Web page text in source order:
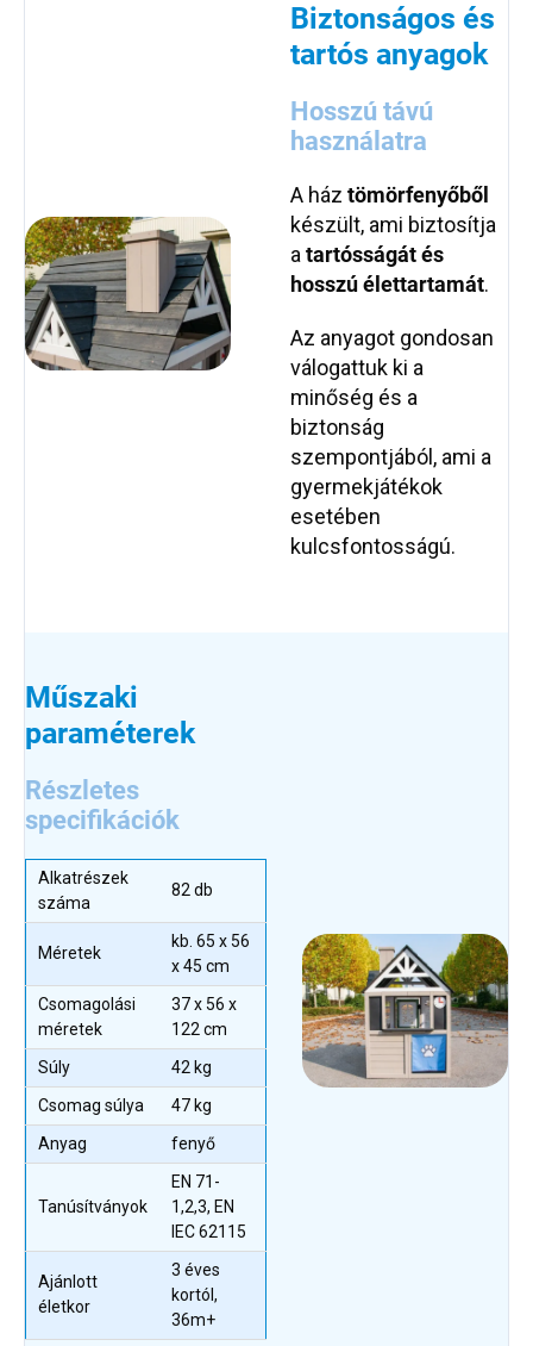
Biztonságos és
tartós anyagok
Hosszú távú
használatra
A ház tömörfenyőből
készült, ami biztosítja
atartósságát és
hosszú élettartamát.
Az anyagot gondosan
válogattuk ki a
minőség és a
biztonság
szempontjából, ami a
gyermekjátékok
esetében
kulcsfontosságú.
Műszaki
paraméterek
Részletes
specifikációk
Alkatrészek
száma
82 db
Méretek
kb. 65 x 56
x 45 cm
Csomagolási
méretek
37 x 56 x
122 cm
Súly
42 kg
Csomag súlya
47 kg
Anyag
fenyő
Tanúsítványok
EN 71-
1,2,3, EN
IEC 62115
Ajánlott
életkor
3 éves
kortól,
36m+